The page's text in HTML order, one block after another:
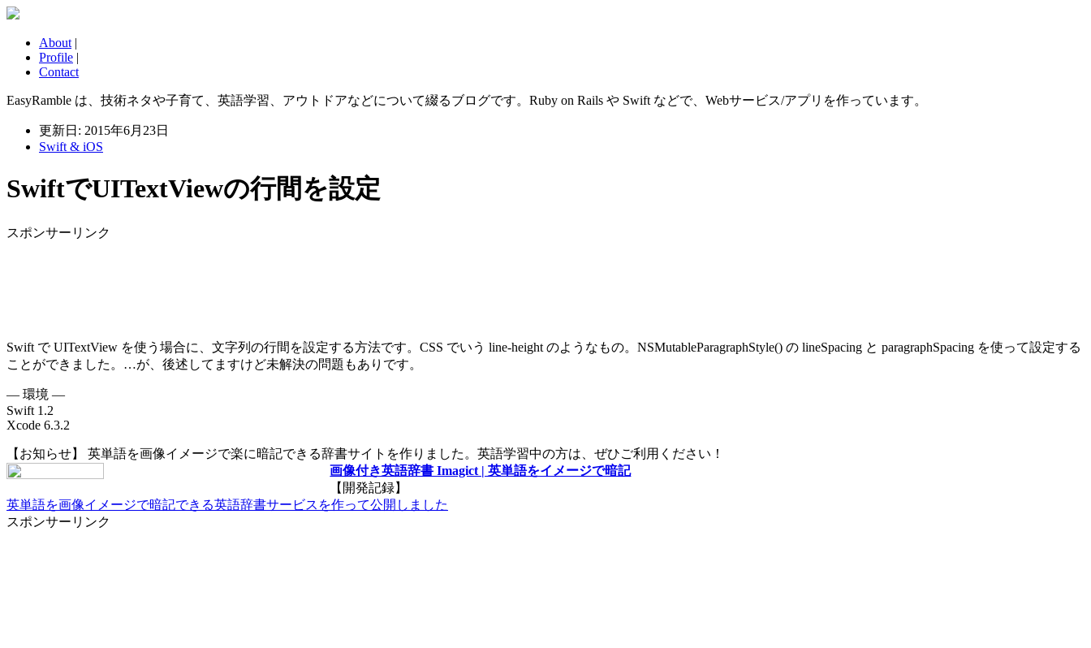
About |
Profile |
Contact
EasyRamble は、技術ネタや子育て、英語学習、アウトドアなどについて綴るブログです。Ruby on Rails や Swift などで、Webサービス/アプリを作っています。
更新日: 2015年6月23日
Swift & iOS
SwiftでUITextViewの行間を設定
スポンサーリンク
Swift で UITextView を使う場合に、文字列の行間を設定する方法です。CSS でいう line-height のようなもの。NSMutableParagraphStyle() の lineSpacing と paragraphSpacing を使って設定する
ことができました。…が、後述してますけど未解決の問題もありです。
— 環境 —
Swift 1.2
Xcode 6.3.2
【お知らせ】 英単語を画像イメージで楽に暗記できる辞書サイトを作りました。英語学習中の方は、ぜひご利用ください！
画像付き英語辞書 Imagict | 英単語をイメージで暗記
【開発記録】
英単語を画像イメージで暗記できる英語辞書サービスを作って公開しました
スポンサーリンク